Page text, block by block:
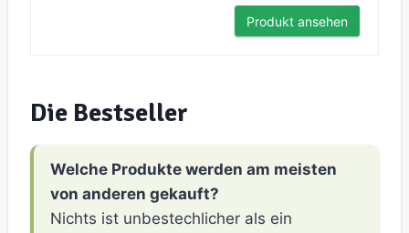
Produkt ansehen
Die Bestseller
Welche Produkte werden am meisten
von anderen gekauft?
Nichts ist unbestechlicher als ein